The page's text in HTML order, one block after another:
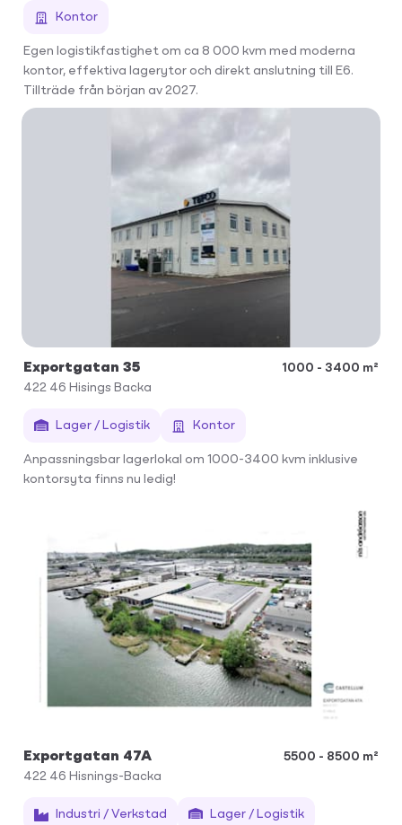
Kontor
Egen logistikfastighet om ca 8 000 kvm med moderna
kontor, effektiva lagerytor och direkt anslutning till E6.
Tillträde från början av 2027.
Exportgatan 35
1000 - 3400 m²
422 46 Hisings Backa
Lager / Logistik Kontor
Anpassningsbar lagerlokal om 1000-3400 kvm inklusive
kontorsyta finns nu ledig!
Exportgatan 47A
5500 - 8500 m²
422 46 Hisnings-Backa
Industri / Verkstad Lager / Logistik